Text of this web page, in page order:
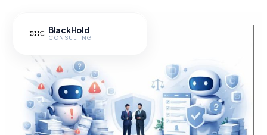
contenido
BlackHold
CONSULTING